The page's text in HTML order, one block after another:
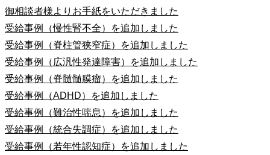
御相談者様よりお手紙をいただきました
受給事例（慢性腎不全）を追加しました
受給事例（脊柱管狭窄症）を追加しました
受給事例（広汎性発達障害）を追加しました
受給事例（脊髄髄膜瘤）を追加しました
受給事例（ADHD）を追加しました
受給事例（難治性喘息）を追加しました
受給事例（統合失調症）を追加しました
受給事例（若年性認知症）を追加しました